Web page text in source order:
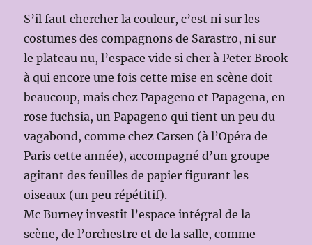
S’il faut chercher la couleur, c’est ni sur les
costumes des compagnons de Sarastro, ni sur
le plateau nu, l’espace vide si cher à Peter Brook
à qui encore une fois cette mise en scène doit
beaucoup, mais chez Papageno et Papagena, en
rose fuchsia, un Papageno qui tient un peu du
vagabond, comme chez Carsen (à l’Opéra de
Paris cette année), accompagné d’un groupe
agitant des feuilles de papier figurant les
oiseaux (un peu répétitif).
Mc Burney investit l’espace intégral de la
scène, de l’orchestre et de la salle, comme